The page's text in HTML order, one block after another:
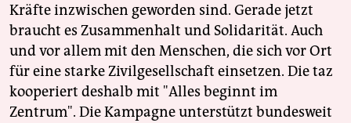
Kräfte inzwischen geworden sind. Gerade jetzt
braucht es Zusammenhalt und Solidarität. Auch
und vor allem mit den Menschen, die sich vor Ort
für eine starke Zivilgesellschaft einsetzen. Die taz
kooperiert deshalb mit "Alles beginnt im
Zentrum". Die Kampagne unterstützt bundesweit